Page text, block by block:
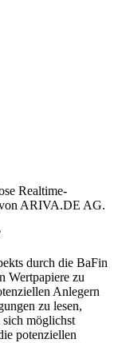
Realtime-
ARIVA.DE AG.
durch die BaFin
Wertpapiere zu
Anlegern
zu lesen,
sich möglichst
potenziellen